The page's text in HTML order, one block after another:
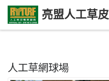
Skip to content亮盟人工草皮
人工草網球場